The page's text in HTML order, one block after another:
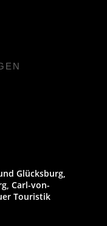
Glücksburg,
Carl-von-
Touristik